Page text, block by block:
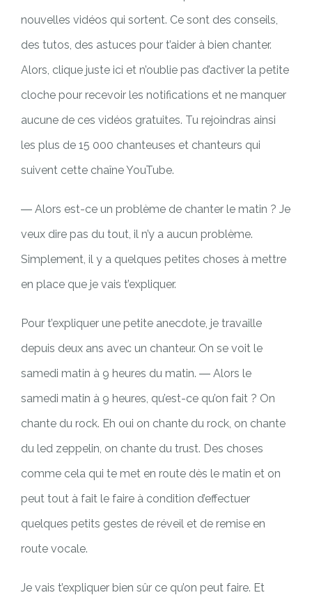
nouvelles vidéos qui sortent. Ce sont des conseils,
des tutos, des astuces pour t’aider à bien chanter.
Alors, clique juste ici et n’oublie pas d’activer la petite
cloche pour recevoir les notifications et ne manquer
aucune de ces vidéos gratuites. Tu rejoindras ainsi
les plus de 15 000 chanteuses et chanteurs qui
suivent cette chaîne YouTube.
― Alors est-ce un problème de chanter le matin ? Je
veux dire pas du tout, il n’y a aucun problème.
Simplement, il y a quelques petites choses à mettre
en place que je vais t’expliquer.
Pour t’expliquer une petite anecdote, je travaille
depuis deux ans avec un chanteur. On se voit le
samedi matin à 9 heures du matin. ― Alors le
samedi matin à 9 heures, qu’est-ce qu’on fait ? On
chante du rock. Eh oui on chante du rock, on chante
du led zeppelin, on chante du trust. Des choses
comme cela qui te met en route dès le matin et on
peut tout à fait le faire à condition d’effectuer
quelques petits gestes de réveil et de remise en
route vocale.
Je vais t’expliquer bien sûr ce qu’on peut faire. Et